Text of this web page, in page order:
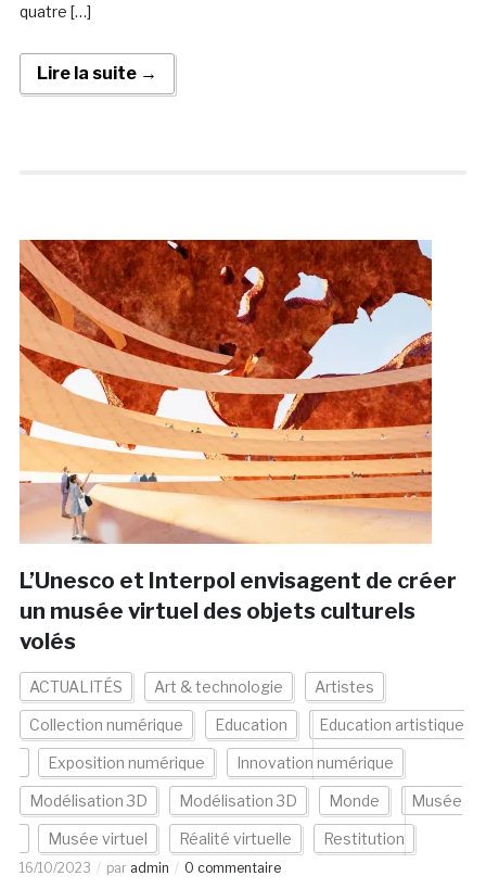
quatre […]
Lire la suite →
L’Unesco et Interpol envisagent de créer
un musée virtuel des objets culturels
volés
ACTUALITÉS Art & technologie Artistes
Collection numérique Education Education artistique
Exposition numérique Innovation numérique
Modélisation 3D Modélisation 3D Monde Musée
Musée virtuel Réalité virtuelle Restitution
16/10/2023 par admin 0 commentaire